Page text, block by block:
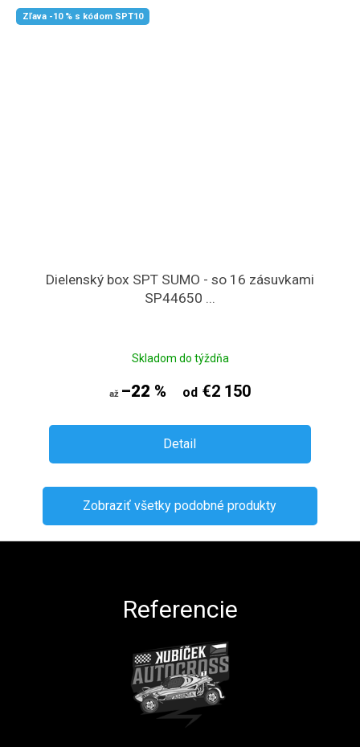
Zľava -10 % s kódom SPT10
Dielenský box SPT SUMO - so 16 zásuvkami
SP44650 ...
Skladom do týždňa
až –22 % od €2 150
Detail
Zobraziť všetky podobné produkty
Referencie